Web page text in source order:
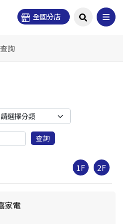
全國分店
詢
查詢
1F 2F
家電